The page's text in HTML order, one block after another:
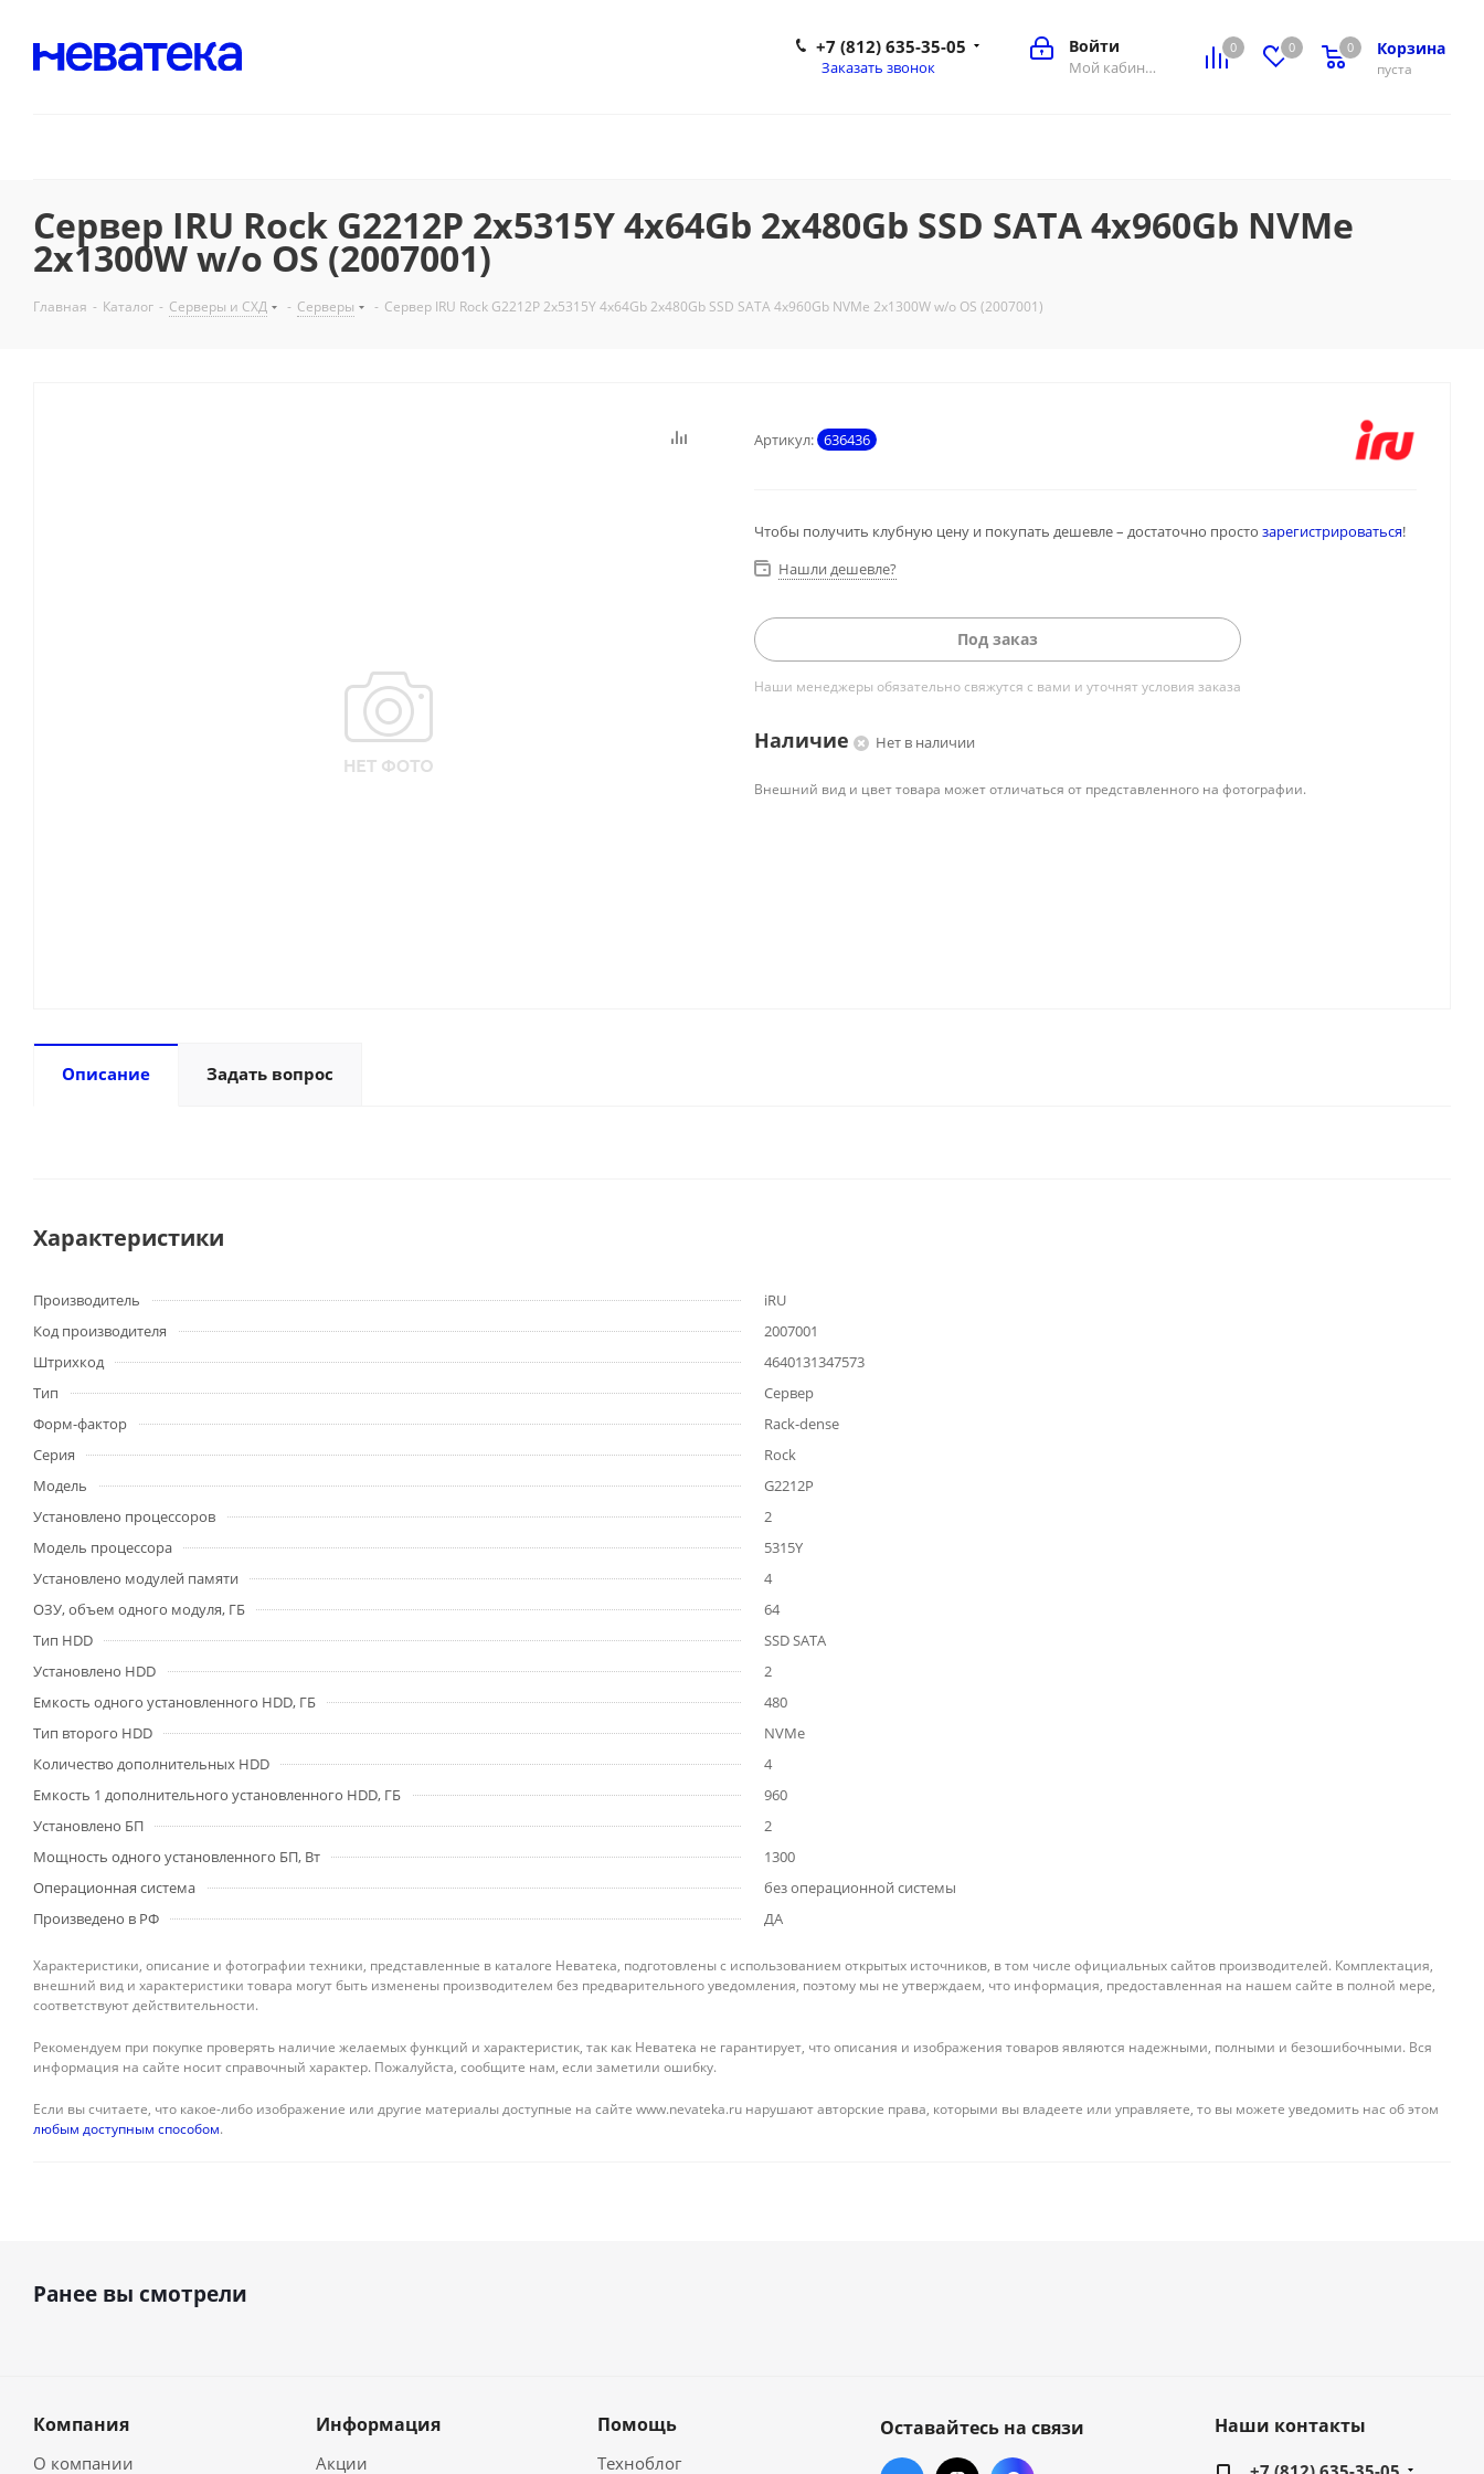
0 0 Корзина
0
пуста
0
Войти
Мой кабинет
+7 (812) 635-35-05
Заказать звонок
Сервер IRU Rock G2212P 2x5315Y 4x64Gb 2x480Gb SSD SATA 4x960Gb NVMe
2x1300W w/o OS (2007001)
Главная - Каталог - Серверы и СХД - Серверы - Сервер IRU Rock G2212P 2x5315Y 4x64Gb 2x480Gb SSD SATA 4x960Gb NVMe 2x1300W w/o OS (2007001)
Артикул: 636436
Чтобы получить клубную цену и покупать дешевле – достаточно просто зарегистрироваться!
Нашли дешевле?
Под заказ
Наши менеджеры обязательно свяжутся с вами и уточнят условия заказа
Наличие Нет в наличии
Внешний вид и цвет товара может отличаться от представленного на фотографии.
Описание Задать вопрос
Характеристики
Производитель
iRU
Код производителя
2007001
Штрихкод
4640131347573
Тип
Сервер
Форм-фактор
Rack-dense
Серия
Rock
Модель
G2212P
Установлено процессоров
2
Модель процессора
5315Y
Установлено модулей памяти
4
ОЗУ, объем одного модуля, ГБ
64
Тип HDD
SSD SATA
Установлено HDD
2
Емкость одного установленного HDD, ГБ
480
Тип второго HDD
NVMe
Количество дополнительных HDD
4
Емкость 1 дополнительного установленного HDD, ГБ
960
Установлено БП
2
Мощность одного установленного БП, Вт
1300
Операционная система
без операционной системы
Произведено в РФ
ДА
Характеристики, описание и фотографии техники, представленные в каталоге Неватека, подготовлены с использованием открытых источников, в том числе официальных сайтов производителей. Комплектация,
внешний вид и характеристики товара могут быть изменены производителем без предварительного уведомления, поэтому мы не утверждаем, что информация, предоставленная на нашем сайте в полной мере,
соответствуют действительности.
Рекомендуем при покупке проверять наличие желаемых функций и характеристик, так как Неватека не гарантирует, что описания и изображения товаров являются надежными, полными и безошибочными. Вся
информация на сайте носит справочный характер. Пожалуйста, сообщите нам, если заметили ошибку.
Если вы считаете, что какое-либо изображение или другие материалы доступные на сайте www.nevateka.ru нарушают авторские права, которыми вы владеете или управляете, то вы можете уведомить нас об этом
любым доступным способом.
Ранее вы смотрели
Компания
О компании
Информация
Акции
Помощь
Техноблог
Оставайтесь на связи Наши контакты